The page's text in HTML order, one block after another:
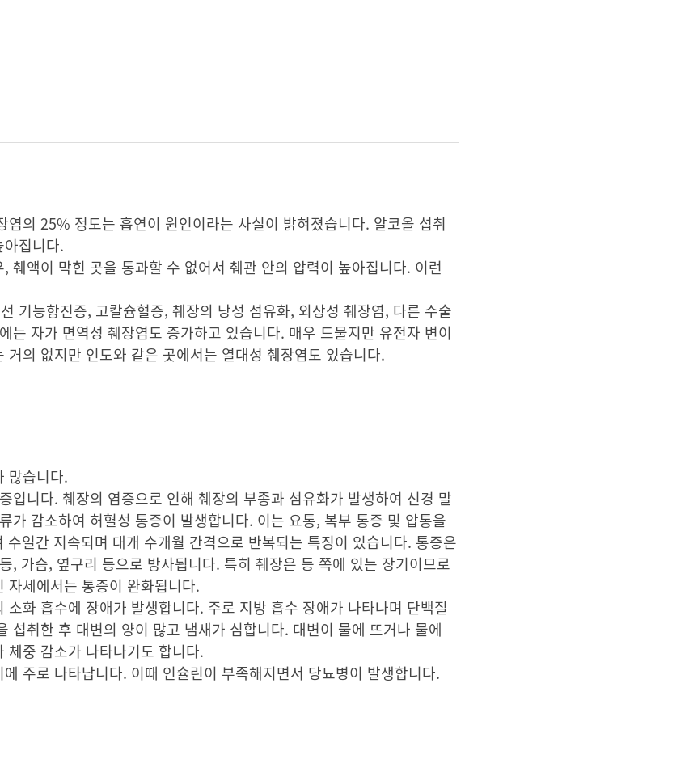
의 25% 정도는 흡연이 원인이라는 사실이 밝혀졌습니다. 알코올 섭취
집니다.
액이 막힌 곳을 통과할 수 없어서 췌관 안의 압력이 높아집니다. 이런
기능항진증, 고칼슘혈증, 췌장의 낭성 섬유화, 외상성 췌장염, 다른 수술
는 자가 면역성 췌장염도 증가하고 있습니다. 매우 드물지만 유전자 변이
의 없지만 인도와 같은 곳에서는 열대성 췌장염도 있습니다.
많습니다.
입니다. 췌장의 염증으로 인해 췌장의 부종과 섬유화가 발생하여 신경 말
가 감소하여 허혈성 통증이 발생합니다. 이는 요통, 복부 통증 및 압통을
일간 지속되며 대개 수개월 간격으로 반복되는 특징이 있습니다. 통증은
, 가슴, 옆구리 등으로 방사됩니다. 특히 췌장은 등 쪽에 있는 장기이므로
자세에서는 통증이 완화됩니다.
화 흡수에 장애가 발생합니다. 주로 지방 흡수 장애가 나타나며 단백질
섭취한 후 대변의 양이 많고 냄새가 심합니다. 대변이 물에 뜨거나 물에
체중 감소가 나타나기도 합니다.
주로 나타납니다. 이때 인슐린이 부족해지면서 당뇨병이 발생합니다.